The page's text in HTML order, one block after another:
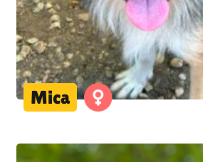
Mica